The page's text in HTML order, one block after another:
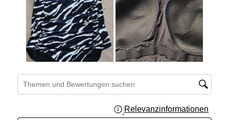
Suchthemen und Bewertungen Suchregion
Relevanzinformationen